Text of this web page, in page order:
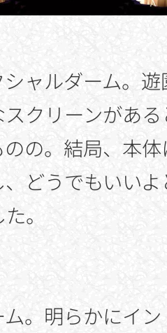
ャルダーム。
クリーンがあ
の。結局、本
どうでもいい
。
。明らかにイ